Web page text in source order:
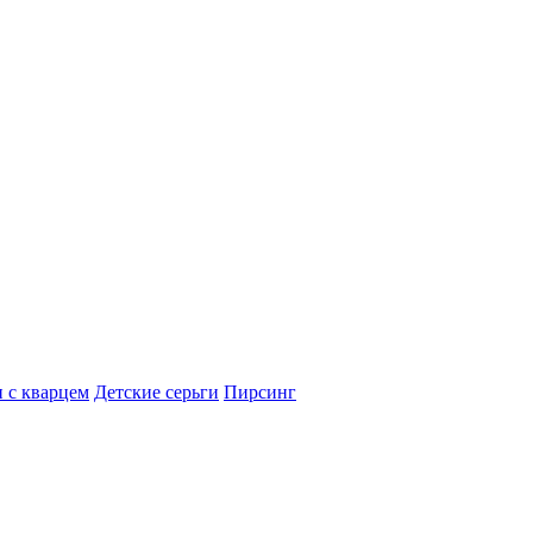
с кварцем Детские серьги Пирсинг